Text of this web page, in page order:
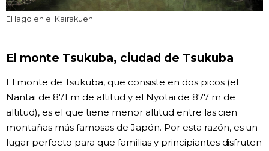
El lago en el Kairakuen.
El monte Tsukuba, ciudad de Tsukuba
El monte de Tsukuba, que consiste en dos picos (el
Nantai de 871 m de altitud y el Nyotai de 877 m de
altitud), es el que tiene menor altitud entre las cien
montañas más famosas de Japón. Por esta razón, es un
lugar perfecto para que familias y principiantes disfruten